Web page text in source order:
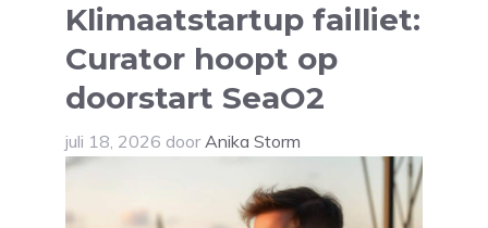
Klimaatstartup failliet:
Curator hoopt op
doorstart SeaO2
juli 18, 2026 door Anika Storm